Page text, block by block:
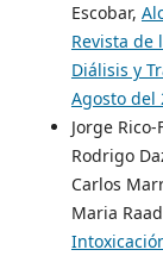
Escobar,
Revista de
Diálisis y
Agosto del
Jorge
Rodrigo
Carlos
Maria